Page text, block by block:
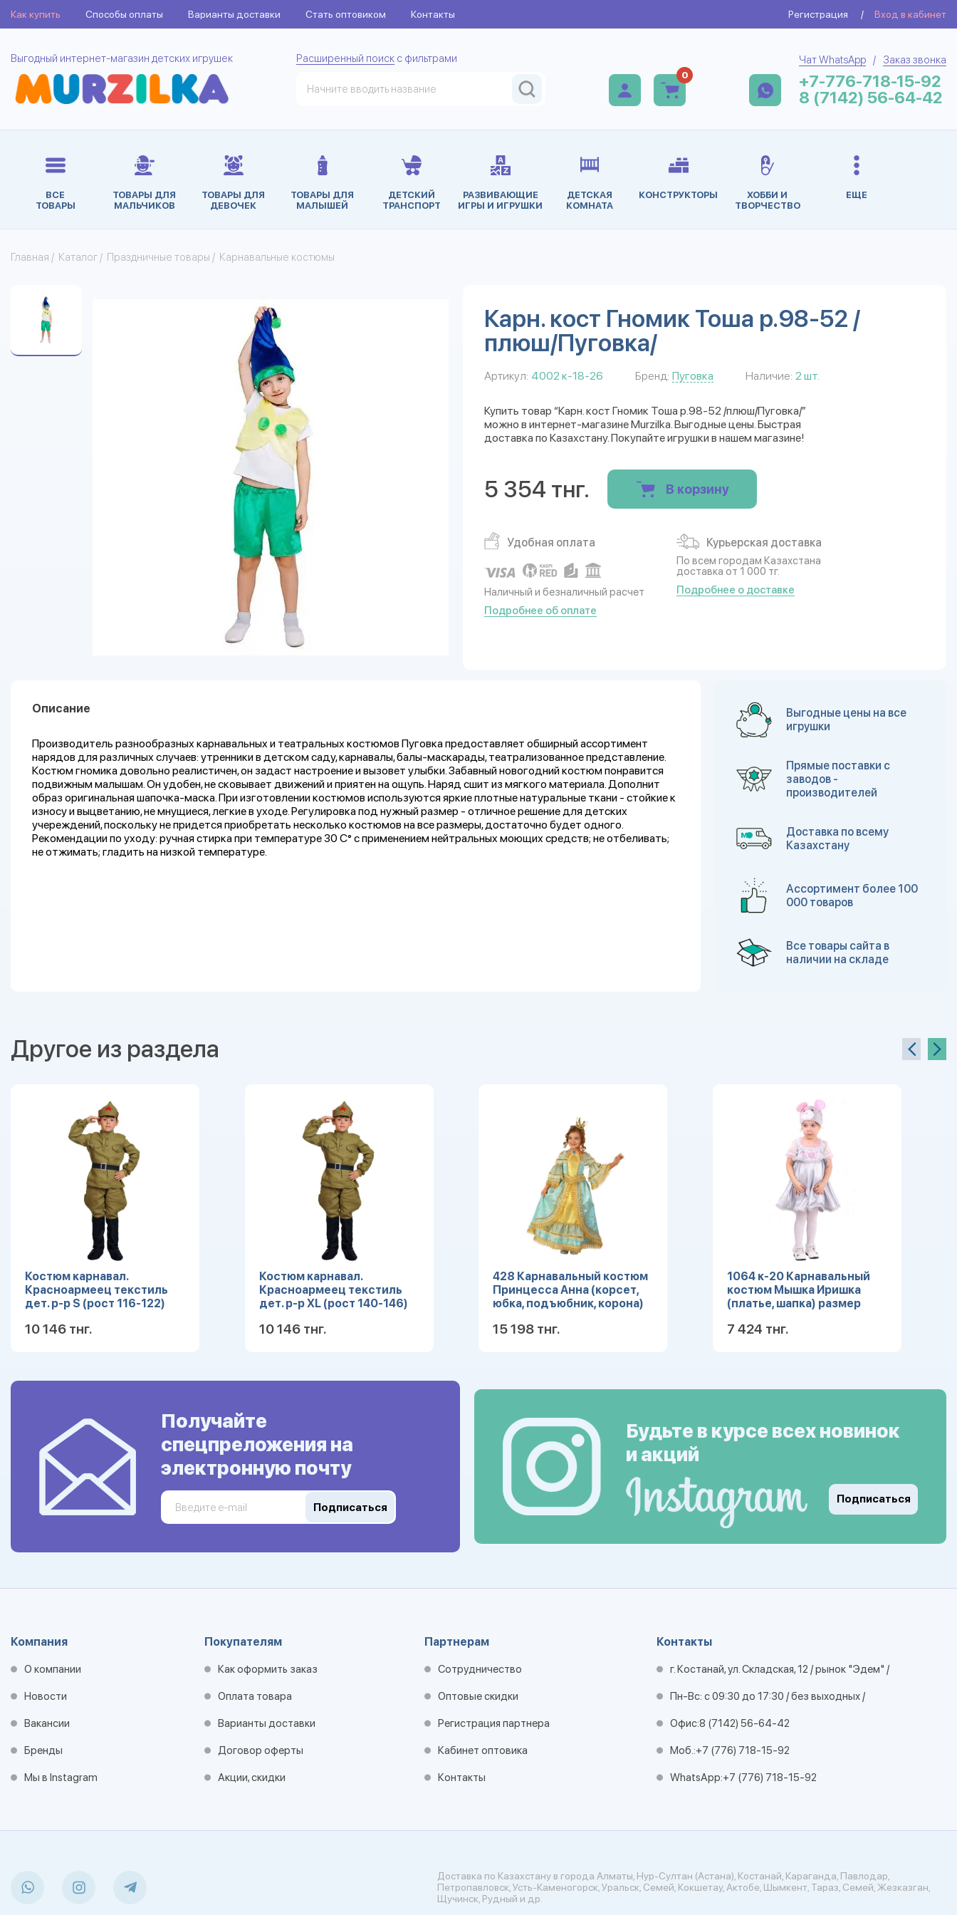
Как купить Способы оплаты Варианты доставки Стать оптовиком Контакты Регистрация / Вход в кабинет
Выгодный интернет-магазин детских игрушек Расширенный поиск с фильтрами
0
Чат WhatsApp / Заказ звонка
+7-776-718-15-92
8 (7142) 56-64-42
ВСЕ
ТОВАРЫ
ТОВАРЫ ДЛЯ
МАЛЬЧИКОВ
ТОВАРЫ ДЛЯ
ДЕВОЧЕК
ТОВАРЫ ДЛЯ
МАЛЫШЕЙ
ДЕТСКИЙ
ТРАНСПОРТ
РАЗВИВАЮЩИЕ
ИГРЫ И ИГРУШКИ
ДЕТСКАЯ
КОМНАТА
КОНСТРУКТОРЫ
ХОББИ И
ТВОРЧЕСТВО
ЕЩЕ
Главная / Каталог / Праздничные товары / Карнавальные костюмы
Карн. кост Гномик Тоша р.98-52 /
плюш/Пуговка/
Артикул: 4002 к-18-26 Бренд: Пуговка Наличие: 2 шт.
Купить товар “Карн. кост Гномик Тоша р.98-52 /плюш/Пуговка/”
можно в интернет-магазине Murzilka. Выгодные цены. Быстрая
доставка по Казахстану. Покупайте игрушки в нашем магазине!
5 354 тнг. В корзину
Удобная оплата
Наличный и безналичный расчет
Подробнее об оплате
Курьерская доставка
По всем городам Казахстана
доставка от 1 000 тг.
Подробнее о доставке
Описание
Производитель разнообразных карнавальных и театральных костюмов Пуговка предоставляет обширный ассортимент
нарядов для различных случаев: утренники в детском саду, карнавалы, балы-маскарады, театрализованное представление.
Костюм гномика довольно реалистичен, он задаст настроение и вызовет улыбки. Забавный новогодний костюм понравится
подвижным малышам. Он удобен, не сковывает движений и приятен на ощупь. Наряд сшит из мягкого материала. Дополнит
образ оригинальная шапочка-маска. При изготовлении костюмов используются яркие плотные натуральные ткани - стойкие к
износу и выцветанию, не мнущиеся, легкие в уходе. Регулировка под нужный размер - отличное решение для детских
учереждений, поскольку не придется приобретать несколько костюмов на все размеры, достаточно будет одного.
Рекомендации по уходу: ручная стирка при температуре 30 С° с применением нейтральных моющих средств; не отбеливать;
не отжимать; гладить на низкой температуре.
Выгодные цены на все
игрушки
Прямые поставки с
заводов -
производителей
Доставка по всему
Казахстану
Ассортимент более 100
000 товаров
Все товары сайта в
наличии на складе
Другое из раздела
Костюм карнавал.
Красноармеец текстиль
дет. р-р S (рост 116-122)
10 146 тнг.
Костюм карнавал.
Красноармеец текстиль
дет. р-р XL (рост 140-146)
10 146 тнг.
428 Карнавальный костюм
Принцесса Анна (корсет,
юбка, подъюбник, корона)
15 198 тнг.
1064 к-20 Карнавальный
костюм Мышка Иришка
(платье, шапка) размер
7 424 тнг.
Получайте
спецпреложения на
электронную почту
Подписаться
Будьте в курсе всех новинок
и акций
Подписаться
Компания
О компании
Новости
Вакансии
Бренды
Мы в Instagram
Покупателям
Как оформить заказ
Оплата товара
Варианты доставки
Договор оферты
Акции, скидки
Партнерам
Сотрудничество
Оптовые скидки
Регистрация партнера
Кабинет оптовика
Контакты
Контакты
г. Костанай, ул. Складская, 12 / рынок "Эдем" /
Пн-Вс: с 09:30 до 17:30 / без выходных /
Офис:8 (7142) 56-64-42
Моб.:+7 (776) 718-15-92
WhatsApp:+7 (776) 718-15-92
Доставка по Казахстану в города Алматы, Нур-Султан (Астана), Костанай, Караганда, Павлодар,
Петропавловск, Усть-Каменогорск, Уральск, Семей, Кокшетау, Актобе, Шымкент, Тараз, Семей, Жезказган,
Щучинск, Рудный и др.